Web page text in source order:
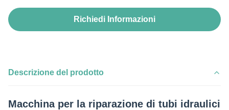
Richiedi Informazioni
Descrizione del prodotto
Macchina per la riparazione di tubi idraulici